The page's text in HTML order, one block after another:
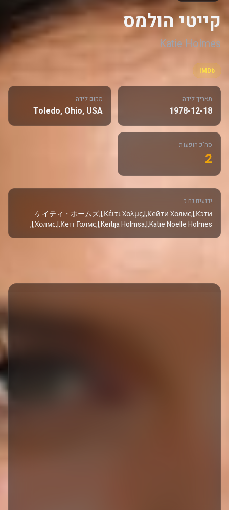
קייטי הולמס
Katie Holmes
IMDb
תאריך לידה
1978-12-18
מקום לידה
Toledo, Ohio, USA
סה"כ הופעות
2
ידועים גם כ
ケイティ・ホームズ,|,Κέιτι Χολμς,|,Кейти Холмс,|,Кэти
Холмс,|,Кеті Голмс,|,Keitija Holmsa,|,Katie Noelle Holmes,|,